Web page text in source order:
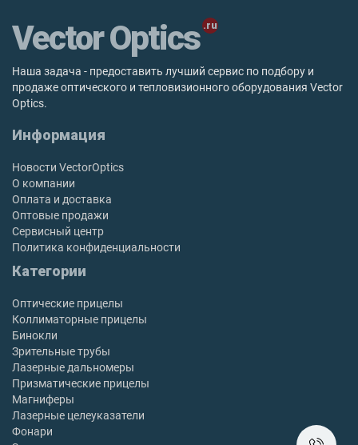
Vector Optics
Наша задача - предоставить лучший сервис по подбору и
продаже оптического и тепловизионного оборудования Vector
Optics.
Информация
Новости VectorOptics
О компании
Оплата и доставка
Оптовые продажи
Сервисный центр
Политика конфиденциальности
Категории
Оптические прицелы
Коллиматорные прицелы
Бинокли
Зрительные трубы
Лазерные дальномеры
Призматические прицелы
Магниферы
Лазерные целеуказатели
Фонари